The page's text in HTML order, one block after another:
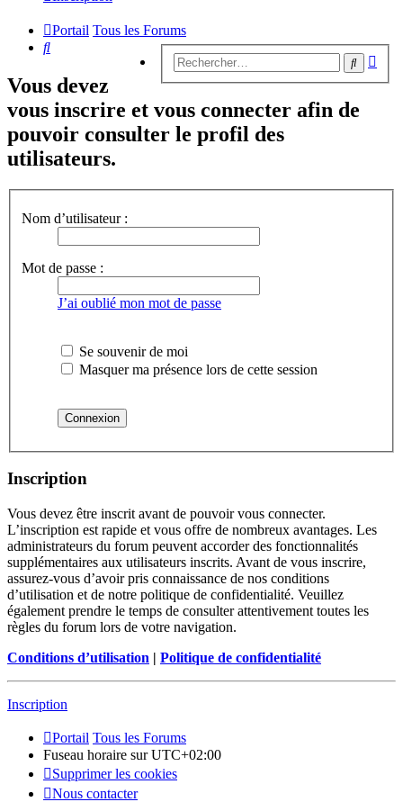
Portail Tous les Forums
Rechercher
Vous devez
vous inscrire et vous connecter afin de
pouvoir consulter le profil des
utilisateurs.
Nom d’utilisateur :
Mot de passe :
J’ai oublié mon mot de passe
Se souvenir de moi
Masquer ma présence lors de cette session
Inscription
Vous devez être inscrit avant de pouvoir vous connecter.
L’inscription est rapide et vous offre de nombreux avantages. Les
administrateurs du forum peuvent accorder des fonctionnalités
supplémentaires aux utilisateurs inscrits. Avant de vous inscrire,
assurez-vous d’avoir pris connaissance de nos conditions
d’utilisation et de notre politique de confidentialité. Veuillez
également prendre le temps de consulter attentivement toutes les
règles du forum lors de votre navigation.
Conditions d’utilisation | Politique de confidentialité
Inscription
Portail Tous les Forums
Fuseau horaire surUTC+02:00
Supprimer les cookies
Nous contacter